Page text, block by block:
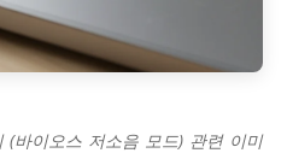
바이오스 저소음 모드) 관련 이미